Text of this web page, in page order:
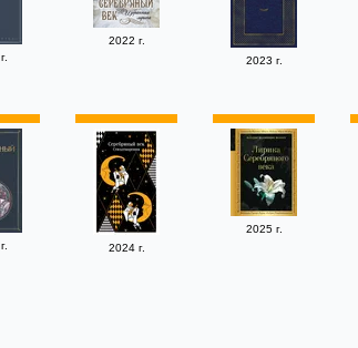
2022 г.
2023 г.
2024 г.
2025 г.